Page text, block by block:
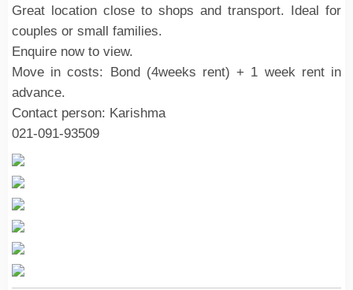
Great location close to shops and transport. Ideal for
couples or small families.
Enquire now to view.
Move in costs: Bond (4weeks rent) + 1 week rent in
advance.
Contact person: Karishma
021-091-93509